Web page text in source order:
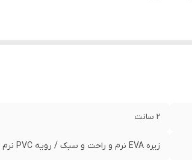
2 سانت
زیره EVA نرم و راحت و سبک / رویه PVC نرم و منعطف